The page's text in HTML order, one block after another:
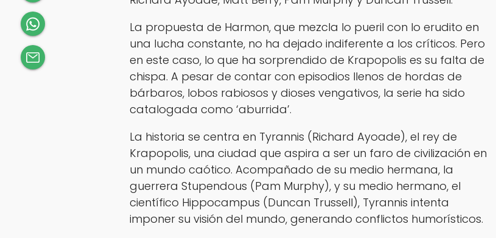
La propuesta de Harmon, que mezcla lo pueril con lo erudito en
una lucha constante, no ha dejado indiferente a los críticos. Pero
en este caso, lo que ha sorprendido de Krapopolis es su falta de
chispa. A pesar de contar con episodios llenos de hordas de
bárbaros, lobos rabiosos y dioses vengativos, la serie ha sido
catalogada como ‘aburrida’.
La historia se centra en Tyrannis (Richard Ayoade), el rey de
Krapopolis, una ciudad que aspira a ser un faro de civilización en
un mundo caótico. Acompañado de su medio hermana, la
guerrera Stupendous (Pam Murphy), y su medio hermano, el
científico Hippocampus (Duncan Trussell), Tyrannis intenta
imponer su visión del mundo, generando conflictos humorísticos.